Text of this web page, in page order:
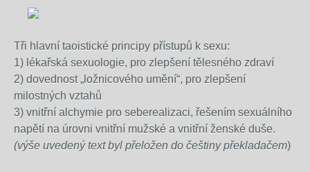
Tři hlavní taoistické principy přístupů k sexu:
1) lékařská sexuologie, pro zlepšení tělesného zdraví
2) dovednost „ložnicového umění“, pro zlepšení
milostných vztahů
3) vnitřní alchymie pro seberealizaci, řešením sexuálního
napětí na úrovni vnitřní mužské a vnitřní ženské duše.
(výše uvedený text byl přeložen do češtiny překladačem)